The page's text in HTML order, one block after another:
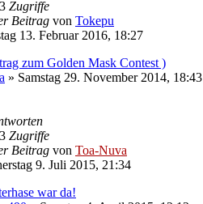
Zugriffe
Beitrag von Tokepu
13. Februar 2016, 18:27
zum Golden Mask Contest )
» Samstag 29. November 2014, 18:43
Zugriffe
Beitrag von Toa-Nuva
9. Juli 2015, 21:34
war da!